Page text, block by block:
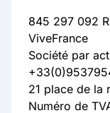
845 297 092
ViveFrance
Société par
21 place de la
Numéro de